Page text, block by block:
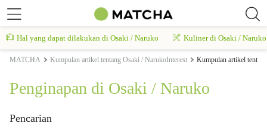
Hal yang dapat dilakukan di Osaki / Naruko Kuliner di Osaki / Naruko
MATCHA Kumpulan artikel tentang Osaki / NarukoInterest Kumpulan artikel
Penginapan di Osaki / Naruko
Pencarian